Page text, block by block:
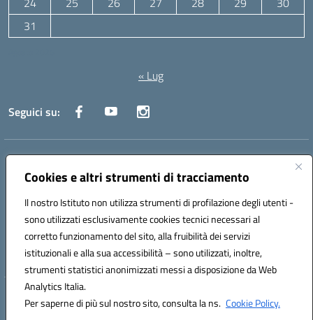
Cookies e altri strumenti di tracciamento
Il nostro Istituto non utilizza strumenti di profilazione degli utenti -
sono utilizzati esclusivamente cookies tecnici necessari al
corretto funzionamento del sito, alla fruibilità dei servizi
istituzionali e alla sua accessibilità – sono utilizzati, inoltre,
strumenti statistici anonimizzati messi a disposizione da Web
Analytics Italia.
Per saperne di più sul nostro sito, consulta la ns. Cookie Policy.
31
« Lug
Seguici su:
Indirizzo:Via Canale 1, Ancona
Centralino:071 204723 Email:anpc010006@istruzione.it
Codice fiscale: 93020970427
Codice meccanografico:
ANPC010006
Codice unico di fatturazione (CUF): UFBE6V
Hosting & Powered by 3D Solution S.r.l.
Concept & Design by Designers Italia